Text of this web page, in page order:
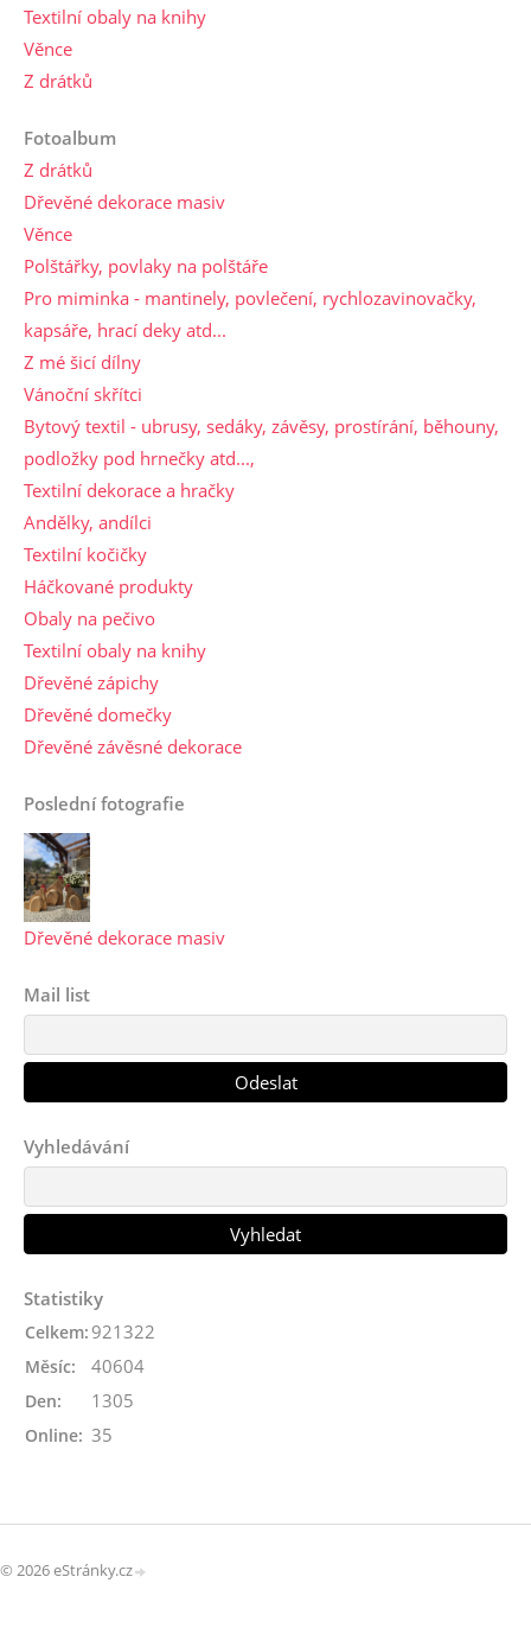
Textilní obaly na knihy
Věnce
Z drátků
Fotoalbum
Z drátků
Dřevěné dekorace masiv
Věnce
Polštářky, povlaky na polštáře
Pro miminka - mantinely, povlečení, rychlozavinovačky,
kapsáře, hrací deky atd...
Z mé šicí dílny
Vánoční skřítci
Bytový textil - ubrusy, sedáky, závěsy, prostírání, běhouny,
podložky pod hrnečky atd...,
Textilní dekorace a hračky
Andělky, andílci
Textilní kočičky
Háčkované produkty
Obaly na pečivo
Textilní obaly na knihy
Dřevěné zápichy
Dřevěné domečky
Dřevěné závěsné dekorace
Poslední fotografie
Dřevěné dekorace masiv
Mail list
Vyhledávání
Statistiky
Online: 35
Celkem: 921322
Měsíc: 40604
Den: 1305
© 2026 eStránky.cz